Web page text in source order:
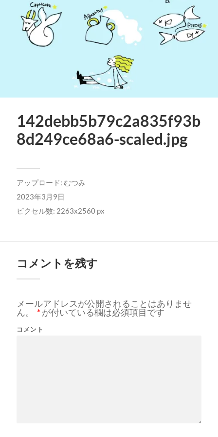
142debb5b79c2a835f93b
8d249ce68a6-scaled.jpg
アップロード: むつみ
2023年3月9日
ピクセル数: 2263x2560 px
コメントを残す
メールアドレスが公開されることはありませ
ん。
*が付いている欄は必須項目です
コメント